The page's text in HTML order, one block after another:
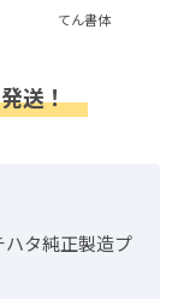
てん書体
送！
ハタ純正製造プ